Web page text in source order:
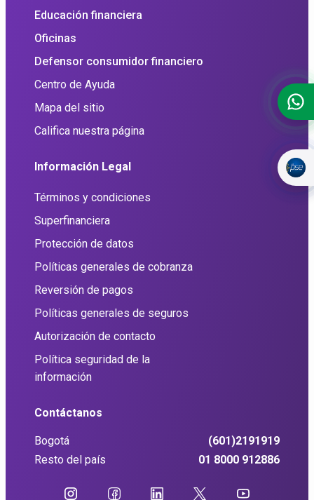
Educación financiera
Oficinas
Defensor consumidor financiero
Centro de Ayuda
Mapa del sitio
Califica nuestra página
Información Legal
Términos y condiciones
Superfinanciera
Protección de datos
Políticas generales de cobranza
Reversión de pagos
Políticas generales de seguros
Autorización de contacto
Política seguridad de la
información
Contáctanos
Bogotá
(601)2191919
Resto del país
01 8000 912886